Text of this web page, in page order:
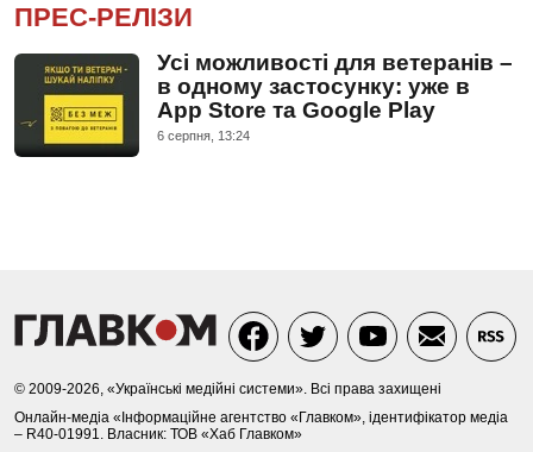
ПРЕС-РЕЛІЗИ
Усі можливості для ветеранів –
в одному застосунку: уже в
App Store та Google Play
6 серпня, 13:24
© 2009-2026, «Українські медійні системи». Всі права захищені
Онлайн-медіа «Інформаційне агентство «Главком», ідентифікатор медіа
– R40-01991. Власник: ТОВ «Хаб Главком»